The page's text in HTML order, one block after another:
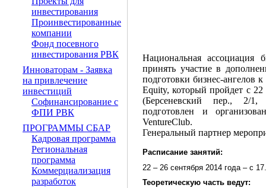
инвестирования
Проинвестированные
компании
Фонд посевного
инвестирования РВК
Инноваторам - Заявка
на привлечение
инвестиций
Софинансирование с
ФПИ РВК
ПРОГРАММЫ СБАР
Кадровая программа
Региональная
программа
Коммерциализация
разработок
Национальная
принять участие в
подготовки бизнес-ангелов
Equity, который пройдет с
(Берсеневский пер., 2/1,
подготовлен и
VentureClub.
Генеральный партнер
Расписание занятий:
22 – 26 сентября 2014 года – с
Теоретическую часть ведут: